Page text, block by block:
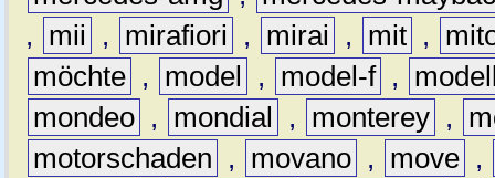
,
mii , mirafiori , mirai , mit ,
möchte , model , model-f ,
mondeo , mondial , monterey ,
motorschaden
, movano , move ,